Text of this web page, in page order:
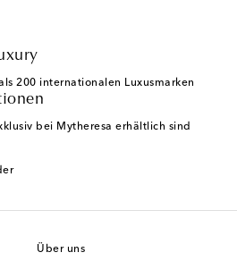
200 internationalen Luxusmarken
bei Mytheresa erhältlich sind
Über uns